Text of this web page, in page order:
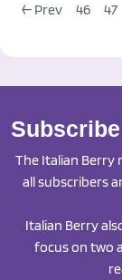
← Prev 46 47
The Italian Berry
all subscribers
Italian Berry
focus on two